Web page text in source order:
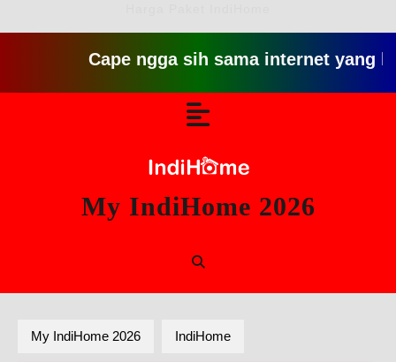
Cape ngga sih sama internet yang
My IndiHome 2026
My IndiHome 2026 IndiHome